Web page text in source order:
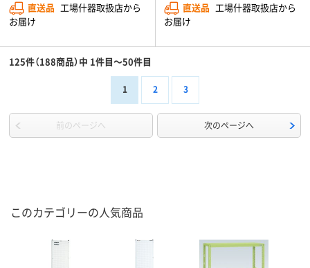
直送品 工場什器取扱店から
お届け
直送品 工場什器取扱店から
お届け
125件（188商品）中 1件目～50件目
1 2 3
前のページへ 次のページへ
このカテゴリーの人気商品